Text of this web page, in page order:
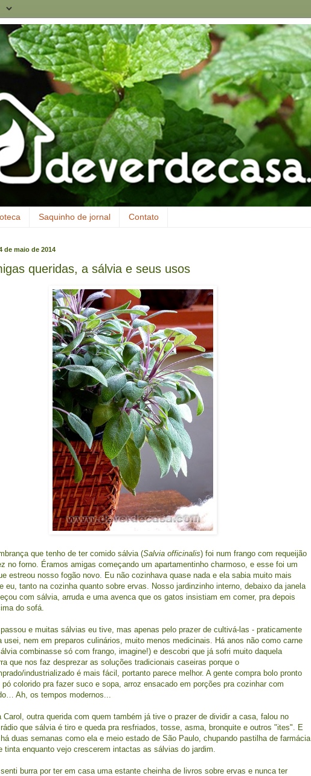
Saquinho de jornal Contato
de maio de 2014
queridas, a sálvia e seus usos
que tenho de ter comido sálvia (Salvia officinalis) foi num frango com requeijão
no forno. Éramos amigas começando um apartamentinho charmoso, e esse foi um
estreou nosso fogão novo. Eu não cozinhava quase nada e ela sabia muito mais
eu, tanto na cozinha quanto sobre ervas. Nosso jardinzinho interno, debaixo da janela
com sálvia, arruda e uma avenca que os gatos insistiam em comer, pra depois
do sofá.
e muitas sálvias eu tive, mas apenas pelo prazer de cultivá-las - praticamente
usei, nem em preparos culinários, muito menos medicinais. Há anos não como carne
combinasse só com frango, imagine!) e descobri que já sofri muito daquela
que nos faz desprezar as soluções tradicionais caseiras porque o
industrializado é mais fácil, portanto parece melhor. A gente compra bolo pronto
colorido pra fazer suco e sopa, arroz ensacado em porções pra cozinhar com
Ah, os tempos modernos...
Carol, outra querida com quem também já tive o prazer de dividir a casa, falou no
que sálvia é tiro e queda pra resfriados, tosse, asma, bronquite e outros "ites". E
duas semanas como ela e meio estado de São Paulo, chupando pastilha de farmácia
tinta enquanto vejo crescerem intactas as sálvias do jardim.
burra por ter em casa uma estante cheinha de livros sobre ervas e nunca ter